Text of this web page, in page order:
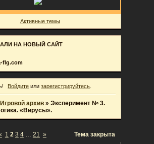
Активные темы
НА НОВЫЙ САЙТ
flg.com
Войдите илизарегистрируйтесь
Игровой архив » Эксперимент № 3.
«Вирусы».
1 2 3 4 … 21 » Тема закрыта